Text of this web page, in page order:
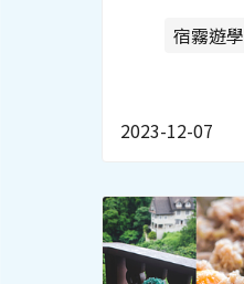
宿霧遊學
2023-12-07